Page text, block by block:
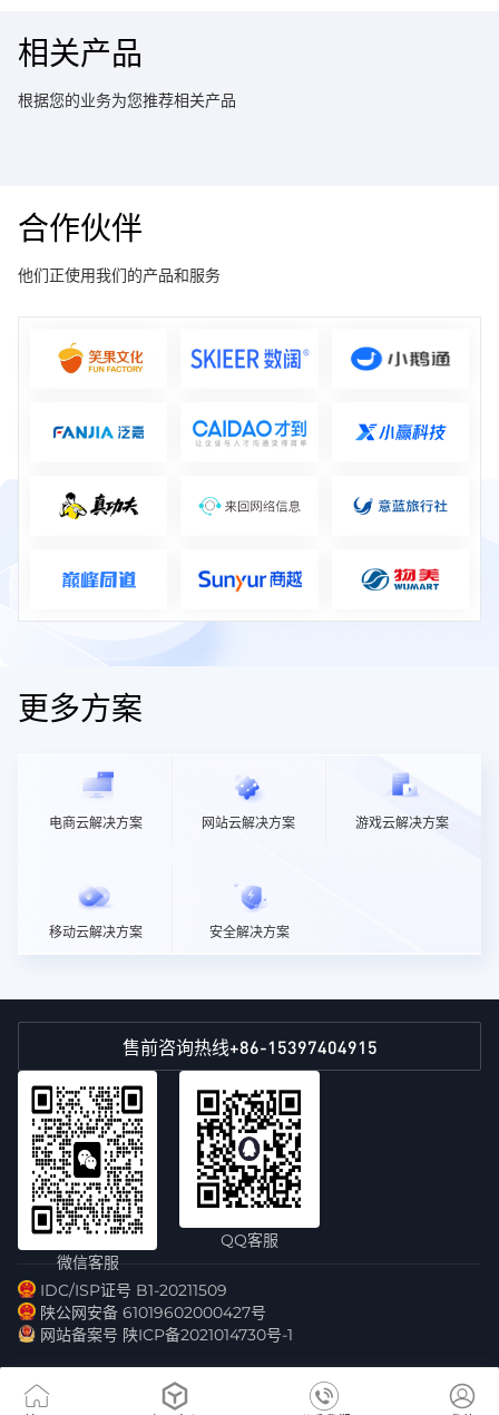
相关产品
根据您的业务为您推荐相关产品
合作伙伴
他们正使用我们的产品和服务
更多方案
电商云解决方案 网站云解决方案 游戏云解决方案
移动云解决方案 安全解决方案
售前咨询热线+86-15397404915
微信客服
QQ客服
IDC/ISP证号 B1-20211509
陕公网安备 61019602000427号
网站备案号 陕ICP备2021014730号-1